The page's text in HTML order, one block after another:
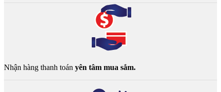
Nhận hàng thanh toán yên tâm mua sắm.